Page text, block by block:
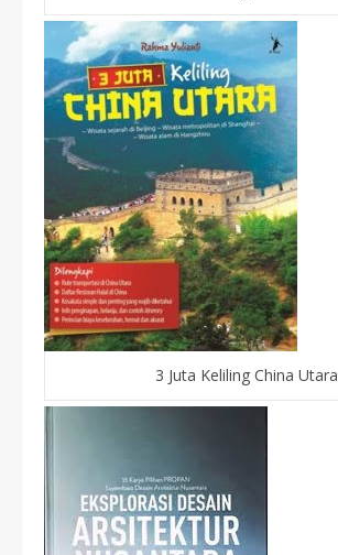
3 Juta Keliling China Utara